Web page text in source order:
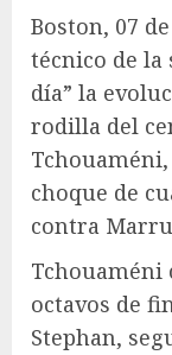
Boston, 07
técnico de la
día” la
rodilla del
choque de
contra
Tchouaméni
octavos de
Stephan,